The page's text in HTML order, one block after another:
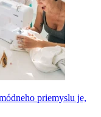
priemyslu je,